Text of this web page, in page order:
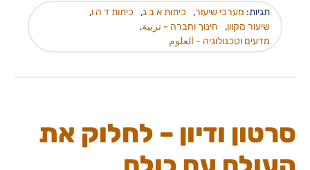
תגיות: מערכי שיעור, כיתות א ב ג, כיתות ד ה ו,
שיעור מקוון, חינוך וחברה - تربية,
מדעים וטכנולוגיה - العلوم
סרטון ודיון – לחלוק את